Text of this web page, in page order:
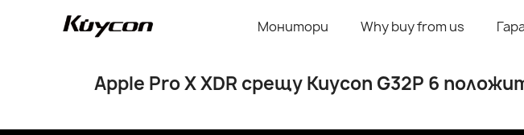
Монитори Why buy from us
Начало Apple Pro X XDR срещу Kuycon G32P 6 положителен 6K
Apple Pro X XDR срещу Kuycon G32P 6